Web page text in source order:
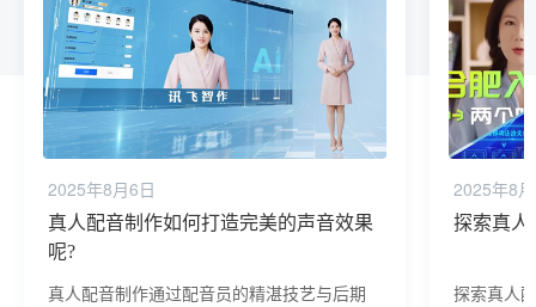
2025年8月6日
真人配音制作如何打造完美的声音效果
呢?
真人配音制作通过配音员的精湛技艺与后期
2025年8
探索真人
探索真人